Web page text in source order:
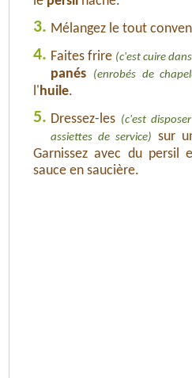
3. Mélangez le tout
4. Faites frire (c'est cuire
panés
(enrobés de
l' huile.
5. Dressez-les (c'est
assiettes de service) sur
Garnissez avec du persil
sauce en saucière.